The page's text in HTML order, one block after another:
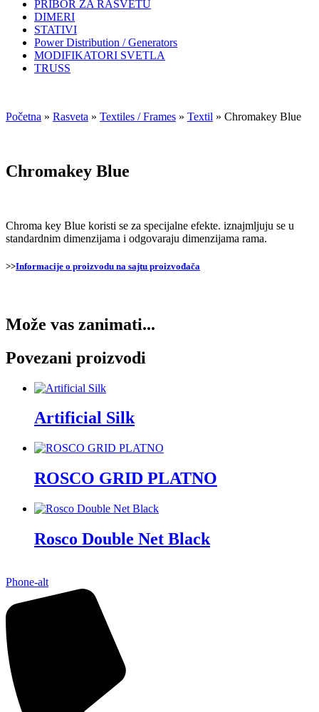
PRIBOR ZA RASVETU
DIMERI
STATIVI
Power Distribution / Generators
MODIFIKATORI SVETLA
TRUSS
Početna » Rasveta » Textiles / Frames » Textil » Chromakey Blue
Chromakey Blue
Chroma key Blue koristi se za specijalne efekte. iznajmljuju se u
standardnim dimenzijama i odgovaraju dimenzijama rama.
>>Informacije o proizvodu na sajtu proizvođača
Može vas zanimati...
Povezani proizvodi
Artificial Silk
ROSCO GRID PLATNO
Rosco Double Net Black
Phone-alt